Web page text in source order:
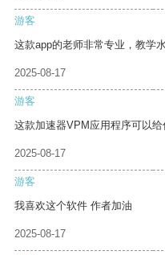
游客
这款app的老师非常专业，教学
2025-08-17
游客
这款加速器VPM应用程序可以给
2025-08-17
游客
我喜欢这个软件 作者加油
2025-08-17